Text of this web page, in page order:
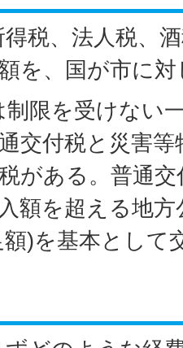
税、法人税、
を、国が市に
限を受けない
交付税と災害
がある。普通
額を超える地
)を基本として